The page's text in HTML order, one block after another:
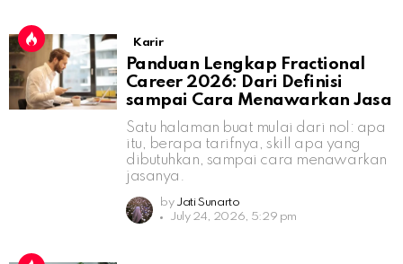
Karir
Panduan Lengkap Fractional
Career 2026: Dari Definisi
sampai Cara Menawarkan Jasa
Satu halaman buat mulai dari nol: apa
itu, berapa tarifnya, skill apa yang
dibutuhkan, sampai cara menawarkan
jasanya.
by Jati Sunarto
July 24, 2026, 5:29 pm